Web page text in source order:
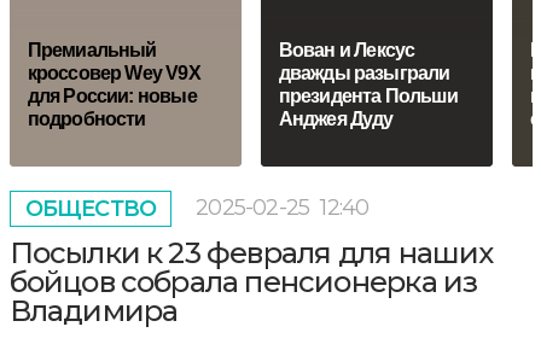
Премиальный
кроссовер Wey V9X
для России: новые
подробности
Вован и Лексус
дважды разыграли
президента Польши
Анджея Дуду
ОБЩЕСТВО 2025-02-25 12:40
Посылки к 23 февраля для наших
бойцов собрала пенсионерка из
Владимира